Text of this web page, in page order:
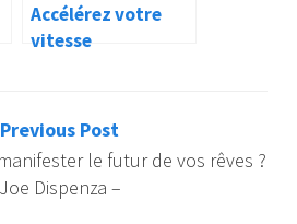
Accélérez votre
vitesse
Post
le futur de vos rêves ?
Dispenza –